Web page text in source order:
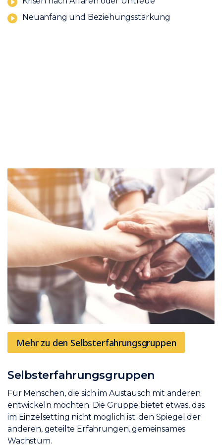
Neuanfang und Beziehungsstärkung
Mehr zu den Selbsterfahrungsgruppen
Selbsterfahrungsgruppen
Für Menschen, die sich im Austausch mit anderen
entwickeln möchten. Die Gruppe bietet etwas, das
im Einzelsetting nicht möglich ist: den Spiegel der
anderen, geteilte Erfahrungen, gemeinsames
Wachstum.